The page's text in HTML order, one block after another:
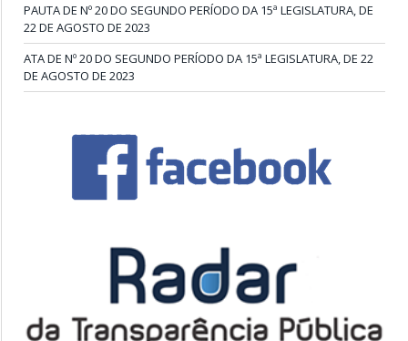
PAUTA DE Nº 20 DO SEGUNDO PERÍODO DA 15ª LEGISLATURA, DE
22 DE AGOSTO DE 2023
ATA DE Nº 20 DO SEGUNDO PERÍODO DA 15ª LEGISLATURA, DE 22
DE AGOSTO DE 2023